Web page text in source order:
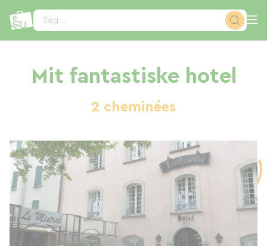
Søg...
Mit fantastiske hotel
2 cheminées
CCookie-styringspanel